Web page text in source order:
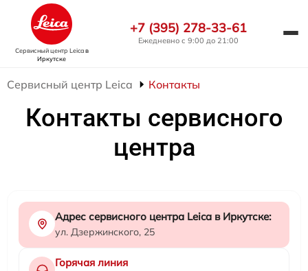
Сервисный центр Leicaв
Иркутске
+7 (395) 278-33-61
Ежедневно с 9:00 до 21:00
Сервисный центр Leica Контакты
Контакты сервисного
центра
Адрес сервисного центра Leica в Иркутске:
ул. Дзержинского, 25
Горячая линия